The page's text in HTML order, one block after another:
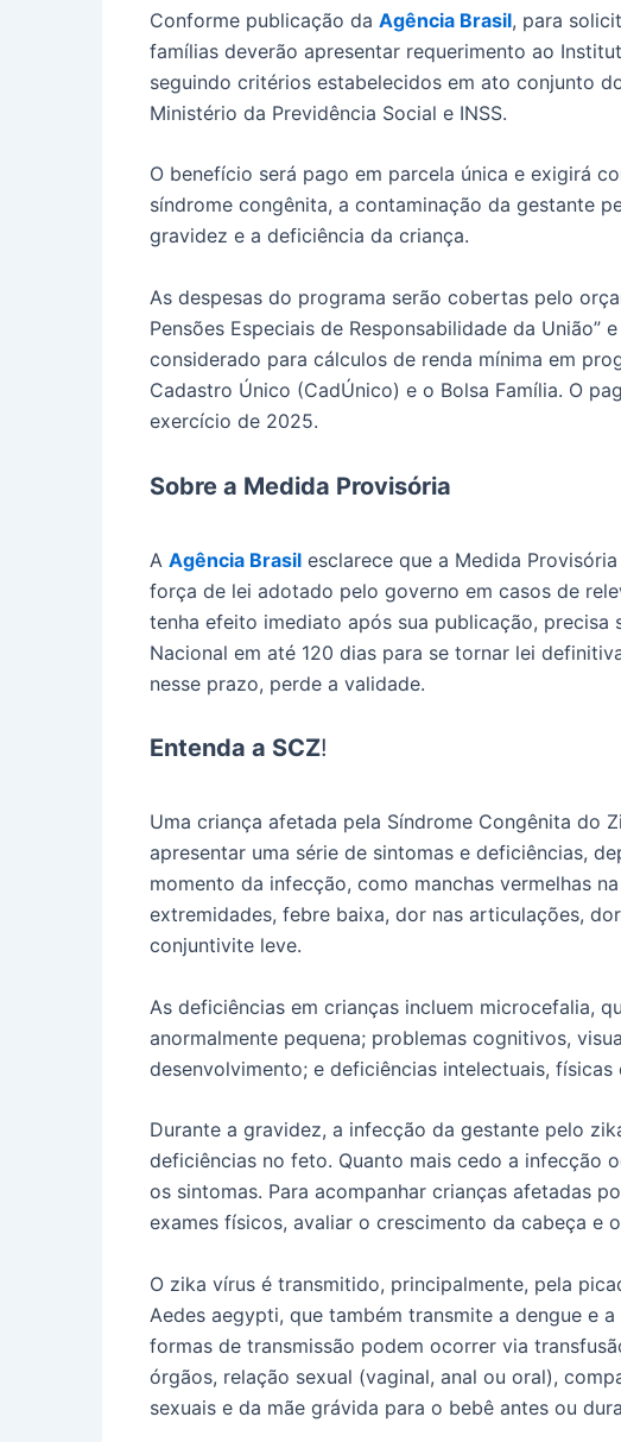
Conforme publicação da Agência Brasil, para
famílias deverão apresentar requerimento ao
seguindo critérios estabelecidos em ato conjunto
Ministério da Previdência Social e INSS.
O benefício será pago em parcela única e exigirá
síndrome congênita, a contaminação da gestante
gravidez e a deficiência da criança.
As despesas do programa serão cobertas pelo
Pensões Especiais de Responsabilidade da União”
considerado para cálculos de renda mínima em
Cadastro Único (CadÚnico) e o Bolsa Família. O
exercício de 2025.
Sobre a Medida Provisória
A Agência Brasil esclarece que a Medida
força de lei adotado pelo governo em casos de
tenha efeito imediato após sua publicação, precisa
Nacional em até 120 dias para se tornar lei
nesse prazo, perde a validade.
Entenda a SCZ!
Uma criança afetada pela Síndrome Congênita do
apresentar uma série de sintomas e deficiências,
momento da infecção, como manchas vermelhas
extremidades, febre baixa, dor nas articulações,
conjuntivite leve.
As deficiências em crianças incluem microcefalia,
anormalmente pequena; problemas cognitivos,
desenvolvimento; e deficiências intelectuais, físicas
Durante a gravidez, a infecção da gestante pelo
deficiências no feto. Quanto mais cedo a infecção
os sintomas. Para acompanhar crianças afetadas
exames físicos, avaliar o crescimento da cabeça e
O zika vírus é transmitido, principalmente, pela
Aedes aegypti, que também transmite a dengue e
formas de transmissão podem ocorrer via
órgãos, relação sexual (vaginal, anal ou oral),
sexuais e da mãe grávida para o bebê antes ou